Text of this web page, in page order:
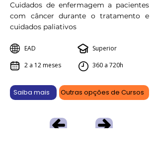
Cuidados de enfermagem a pacientes
com câncer durante o tratamento e
cuidados paliativos
EAD
2 a 12 meses
Superior
360 a 720h
Saiba mais Outras opções de Cursos